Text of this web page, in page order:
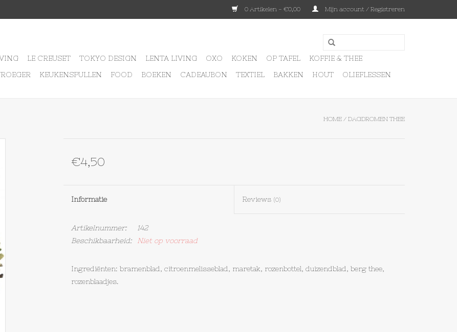
0 Artikelen - €0,00 Mijn account / Registreren
LE CREUSET TOKYO DESIGN LENTA LIVING OXO KOKEN OP TAFEL
KOFFIE & THEE
KEUKENSPULLEN FOOD BOEKEN CADEAUBON TEXTIEL BAKKEN HOUT OLIEFLESSEN
HOME / DAGDROMEN THEE
€4,50
Informatie Reviews (0)
Artikelnummer:
142
Beschikbaarheid:
Niet op voorraad
Ingrediënten: bramenblad, citroenmelisseblad, maretak, rozenbottel, duizendblad, berg thee,
rozenblaadjes.